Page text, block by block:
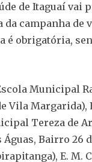
de Itaguaí vai
da campanha
é obrigatória,
Municipal
Vila Margarida),
Tereza de
Águas, Bairro 26
E. M.